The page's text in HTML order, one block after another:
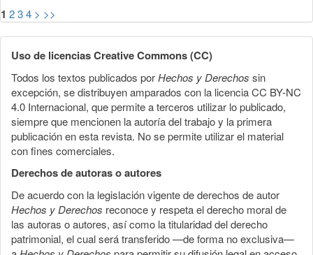
1 234 > >>
Uso de licencias Creative Commons (CC)
Todos los textos publicados porHechos y Derechos sin
excepción, se distribuyen amparados con la licencia CC BY-NC
4.0 Internacional, que permite a terceros utilizar lo publicado,
siempre que mencionen la autoría del trabajo y la primera
publicación en esta revista. No se permite utilizar el material
con fines comerciales.
Derechos de autoras o autores
De acuerdo con la legislación vigente de derechos de autor
Hechos y Derechos reconoce y respeta el derecho moral de
las autoras o autores, así como la titularidad del derecho
patrimonial, el cual será transferido —de forma no exclusiva—